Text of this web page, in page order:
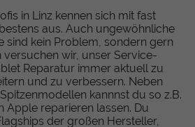
in Linz kennen sich mit fast
aus. Auch ungewöhnliche
sind kein Problem, sondern gern
versuchen wir, unser Service-
Reparatur immer aktuell zu
und zu verbessern. Neben
kannnst du so z.B.
Apple reparieren lassen. Du
der großen Hersteller,